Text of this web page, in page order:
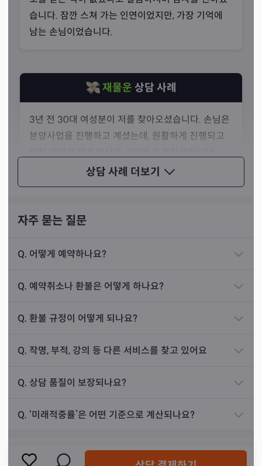
고 타로와 사주를 병합할 수 있겠다는 생각이 들었다고 말
씀하셨죠.
이후 꾸준히 타로를 공부했고, 사주의 틀과 타로의 기반을
습니다. 지금의 자리에서 그렇게 시작한 상담이 15년이 넘
상담 사례 더보기
습니다. 잠깐 스쳐 가는 인연이었지만, 가장 기억에
남는 손님이었습니다.
재물운 상담 사례
3년 전 30대 여성분이 저를 찾아오셨습니다. 손님은
분양사업을 진행하고 계셨는데, 원활하게 진행되고
제가 타로를 보니, 손님에게 재물과 금전운이 가득했
조언해 드렸습니다.
몇 주 뒤, 손님이 다시 저를 찾아오셨습니다. 제 조언
고 말씀하시며 감사를 전하셨습니다. 지금도 꾸준히
진로운 상담 사례
8년 전 20대 후반 남성분이 저를 찾아오셨습니다. 손
볼 수 있는 기회가 생겼다고 말씀하시며, 어떤 넥타이
손님은 회사의 색과 맞는 녹색을 말씀하셨지만, 제가
자주 묻는 질문
Q. 어떻게 예약하나요?
Q. 예약취소나 환불은 어떻게 하나요?
Q. 환불 규정이 어떻게 되나요?
Q. 작명, 부적, 강의 등 다른 서비스를 찾고 있어요
Q. 상담 품질이 보장되나요?
Q. ‘미래적중률’은 어떤 기준으로 계산되나요?